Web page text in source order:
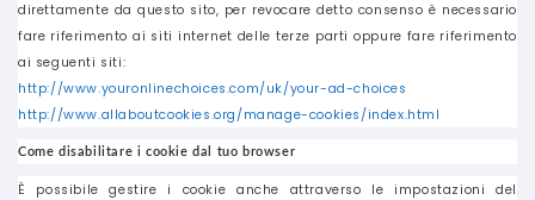
direttamente da questo sito, per revocare detto consenso è necessario
fare riferimento ai siti internet delle terze parti oppure fare riferimento
ai seguenti siti:
http://www.youronlinechoices.com/uk/your-ad-choices
http://www.allaboutcookies.org/manage-cookies/index.html
Come disabilitare i cookie dal tuo browser
È possibile gestire i cookie anche attraverso le impostazioni del